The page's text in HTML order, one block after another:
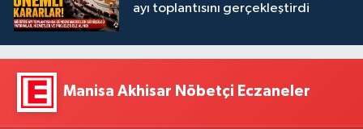
ayı toplantısını gerçekleştirdi
Manisa Akhisar Nöbetçi Eczaneler